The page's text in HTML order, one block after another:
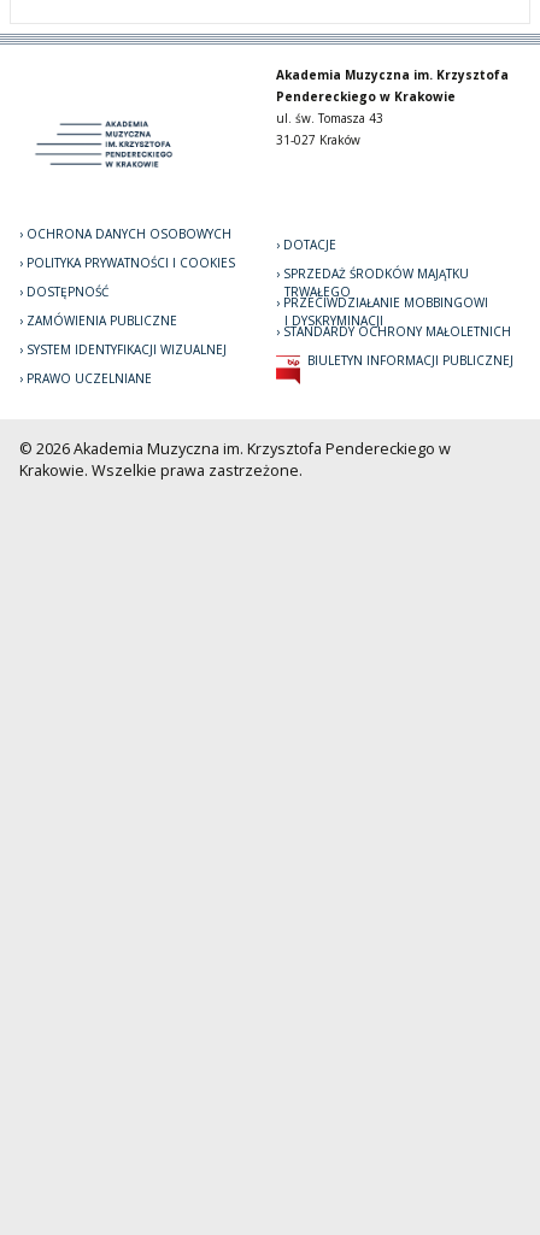
Akademia Muzyczna im. Krzysztofa
Pendereckiego w Krakowie
ul. św. Tomasza 43
31-027 Kraków
OCHRONA DANYCH OSOBOWYCH
POLITYKA PRYWATNOŚCI I COOKIES
DOSTĘPNOŚĆ
ZAMÓWIENIA PUBLICZNE
SYSTEM IDENTYFIKACJI WIZUALNEJ
PRAWO UCZELNIANE
DOTACJE
SPRZEDAŻ ŚRODKÓW MAJĄTKU
TRWAŁEGO
PRZECIWDZIAŁANIE MOBBINGOWI
I DYSKRYMINACJI
STANDARDY OCHRONY MAŁOLETNICH
BIULETYN INFORMACJI PUBLICZNEJ
© 2026 Akademia Muzyczna im. Krzysztofa Pendereckiego w
Krakowie. Wszelkie prawa zastrzeżone.